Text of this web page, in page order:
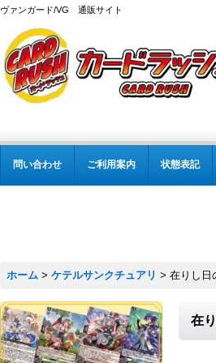
ヴァンガード/VG 通販サイト
問い合わせ ご利用案内 状態表記
ホーム > ケテルサンクチュアリ > 在りし日
在